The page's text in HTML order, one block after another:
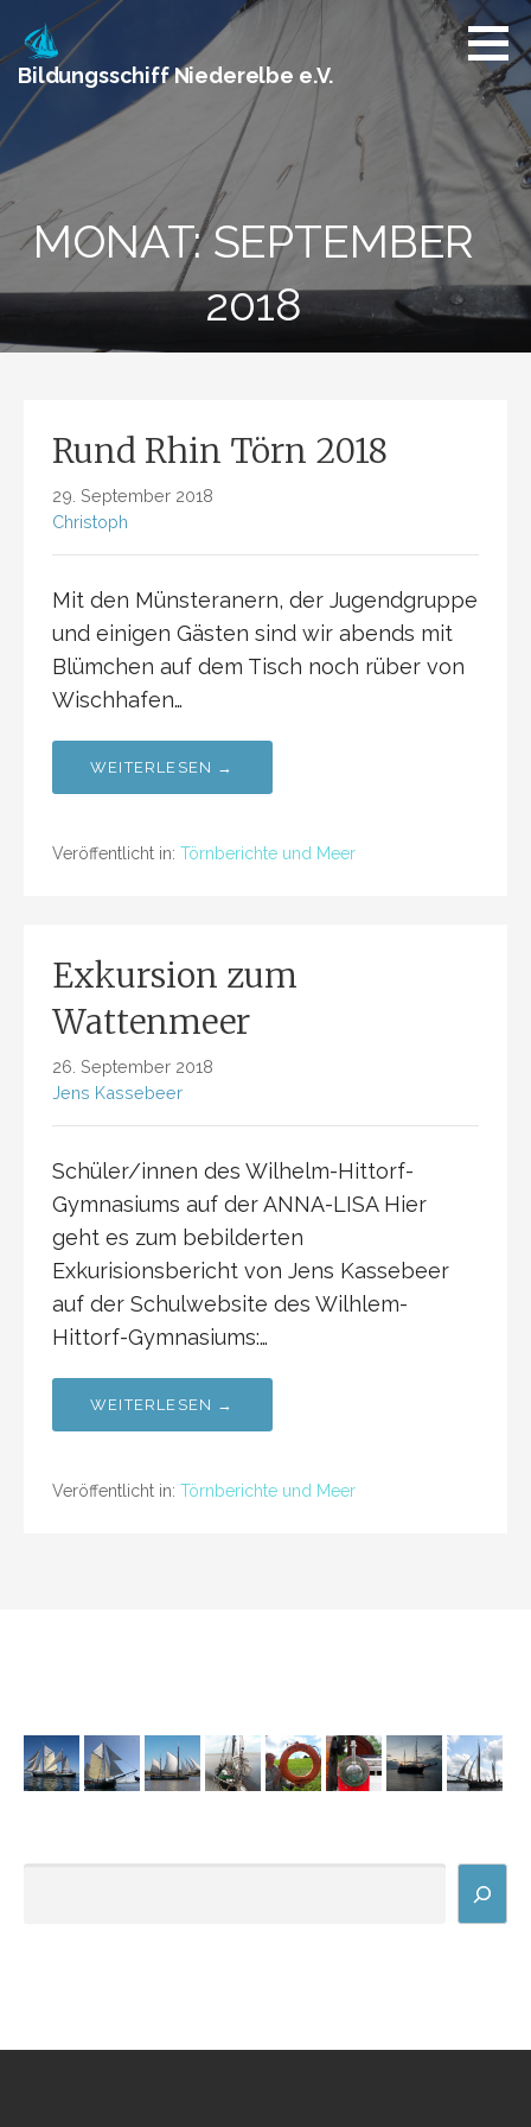
Inhalt
springen
Bildungsschiff Niederelbe e.V.
MONAT: SEPTEMBER
2018
Rund Rhin Törn 2018
29. September 2018
Christoph
Mit den Münsteranern, der Jugendgruppe
und einigen Gästen sind wir abends mit
Blümchen auf dem Tisch noch rüber von
Wischhafen…
WEITERLESEN →
Veröffentlicht in: Törnberichte und Meer
Exkursion zum
Wattenmeer
26. September 2018
Jens Kassebeer
Schüler/innen des Wilhelm-Hittorf-
Gymnasiums auf der ANNA-LISA Hier
geht es zum bebilderten
Exkurisionsbericht von Jens Kassebeer
auf der Schulwebsite des Wilhlem-
Hittorf-Gymnasiums:…
WEITERLESEN →
Veröffentlicht in: Törnberichte und Meer